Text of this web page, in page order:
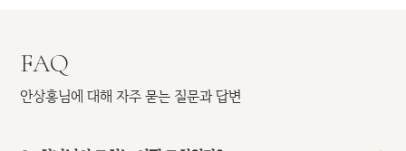
FAQ
안상홍님에 대해 자주 묻는 질문과 답변